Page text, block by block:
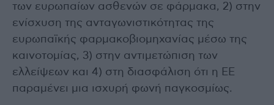
των ευρωπαίων ασθενών σε φάρμακα, 2) στην
ενίσχυση της ανταγωνιστικότητας της
ευρωπαϊκής φαρμακοβιομηχανίας μέσω της
καινοτομίας, 3) στην αντιμετώπιση των
ελλείψεων και 4) στη διασφάλιση ότι η ΕΕ
παραμένει μια ισχυρή φωνή παγκοσμίως.